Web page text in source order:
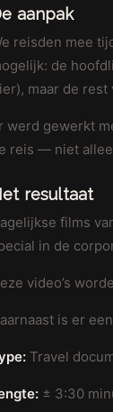
aanpak
reisden mee
de
maar de
werd gewerkt
reis — niet
resultaat
films
in de
video’s
is er
Travel
± 3:30